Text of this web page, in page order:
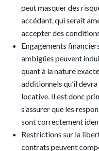
peut masquer des
accédant, qui serait
accepter des
Engagements
ambigües peuvent
quant à la nature
additionnels qu’il
locative. Il est donc
s’assurer que les
sont correctement
Restrictions sur la
contrats peuvent